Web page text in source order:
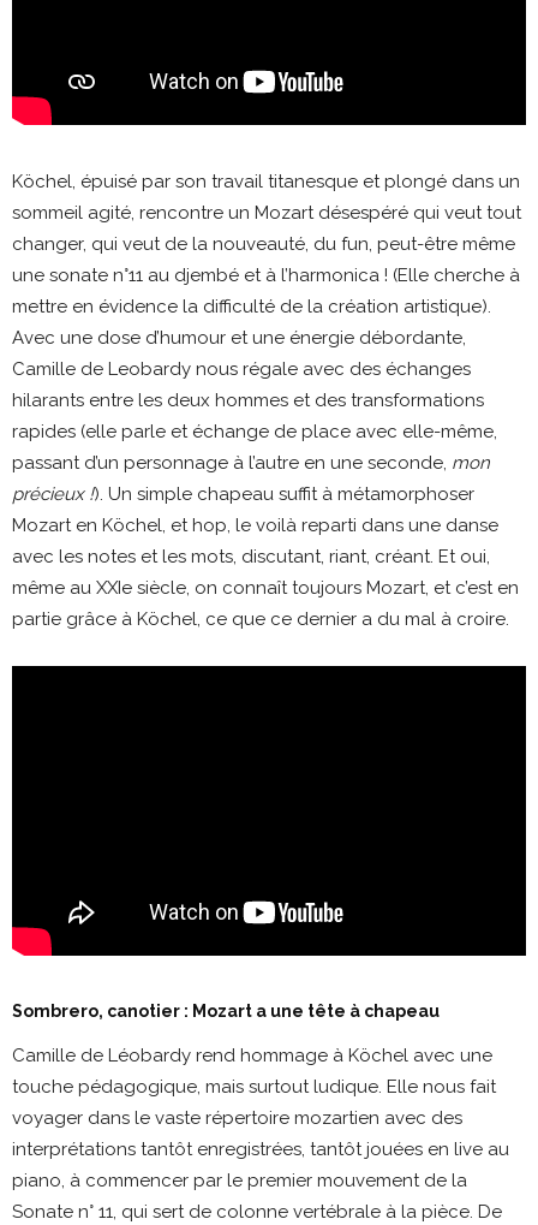
Köchel, épuisé par son travail titanesque et plongé dans un
sommeil agité, rencontre un Mozart désespéré qui veut tout
changer, qui veut de la nouveauté, du fun, peut-être même
une sonate n°11 au djembé et à l’harmonica ! (Elle cherche à
mettre en évidence la difficulté de la création artistique).
Avec une dose d’humour et une énergie débordante,
Camille de Leobardy nous régale avec des échanges
hilarants entre les deux hommes et des transformations
rapides (elle parle et échange de place avec elle-même,
passant d’un personnage à l’autre en une seconde, mon
précieux !). Un simple chapeau suffit à métamorphoser
Mozart en Köchel, et hop, le voilà reparti dans une danse
avec les notes et les mots, discutant, riant, créant. Et oui,
même au XXIe siècle, on connaît toujours Mozart, et c’est en
partie grâce à Köchel, ce que ce dernier a du mal à croire.
Sombrero, canotier : Mozart a une tête à chapeau
Camille de Léobardy rend hommage à Köchel avec une
touche pédagogique, mais surtout ludique. Elle nous fait
voyager dans le vaste répertoire mozartien avec des
interprétations tantôt enregistrées, tantôt jouées en live au
piano, à commencer par le premier mouvement de la
Sonate n° 11, qui sert de colonne vertébrale à la pièce. De